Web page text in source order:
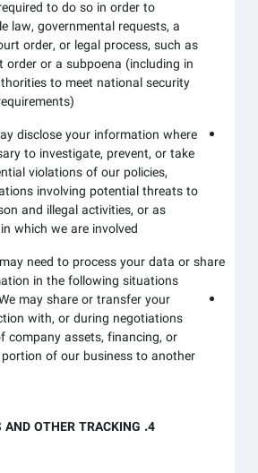
required to do so in order to
law, governmental requests, a
order, or legal process, such as
order or a subpoena (including in
to meet national security
disclose your information where
to investigate, prevent, or take
violations of our policies,
involving potential threats to
and illegal activities, or as
in which we are involved.
may need to process your data or share
in the following situations:
We may share or transfer your
with, or during negotiations
of company assets, financing, or
portion of our business to another
AND OTHER TRACKING